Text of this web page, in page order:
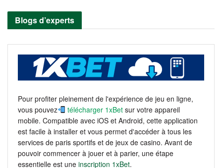
Blogs d’experts
Pour profiter pleinement de l'expérience de jeu en ligne,
vous pouvez
télécharger 1xBet sur votre appareil
mobile. Compatible avec iOS et Android, cette application
est facile à installer et vous permet d'accéder à tous les
services de paris sportifs et de jeux de casino. Avant de
pouvoir commencer à jouer et à parier, une étape
essentielle est une inscription 1xBet.